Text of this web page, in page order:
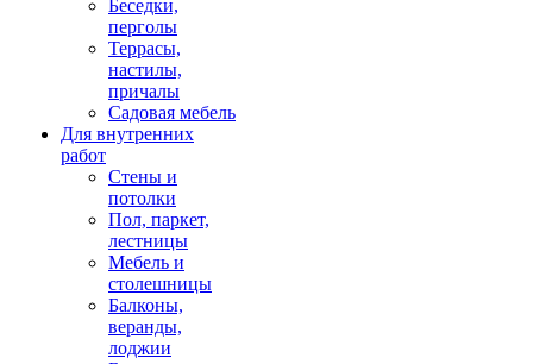
Беседки,
перголы
Террасы,
настилы,
причалы
Садовая мебель
Для внутренних
работ
Стены и
потолки
Пол, паркет,
лестницы
Мебель и
столешницы
Балконы,
веранды,
лоджии